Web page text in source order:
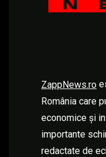
ZappNews.ro
România care
economice și
importante
redactate de